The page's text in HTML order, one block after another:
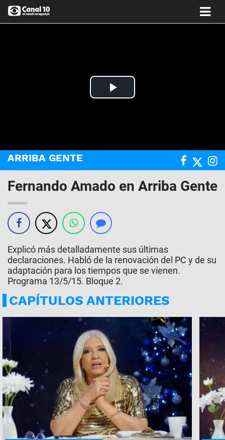
Play
ARRIBA GENTE
Fernando Amado en Arriba Gente
Explicó más detalladamente sus últimas
declaraciones. Habló de la renovación del PC y de su
adaptación para los tiempos que se vienen.
Programa 13/5/15. Bloque 2.
CAPÍTULOS ANTERIORES